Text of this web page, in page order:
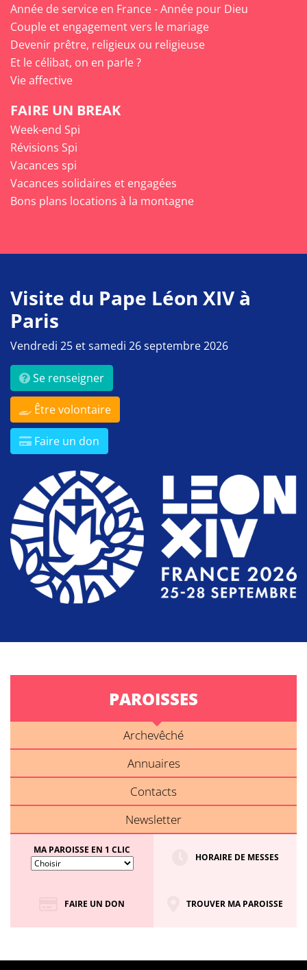
Année de service en France - Année pour Dieu
Couple et engagement vers le mariage
Devenir prêtre, religieux ou religieuse
Et le célibat, on en parle ?
Vie affective
FAIRE UN BREAK
Week-end Spi
Révisions Spi
Vacances spi
Vacances solidaires et engagées
Bons plans locations à la montagne
Visite du Pape Léon XIV à
Paris
Vendredi 25 et samedi 26 septembre 2026
Se renseigner
Être volontaire
Faire un don
PAROISSES
Archevêché
Annuaires
Contacts
Newsletter
MA PAROISSE EN 1 CLIC
HORAIRE DE MESSES
FAIRE UN DON TROUVER MA PAROISSE